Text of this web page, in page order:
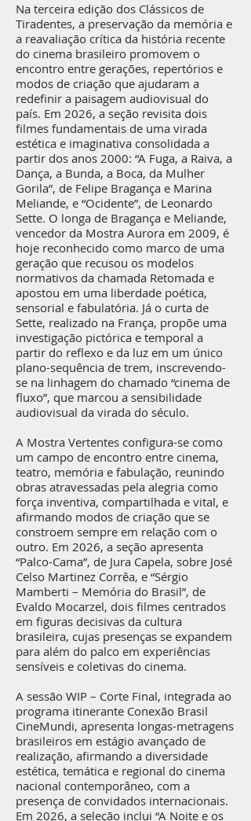
Na terceira edição dos Clássicos de
Tiradentes, a preservação da memória e
a reavaliação crítica da história recente
do cinema brasileiro promovem o
encontro entre gerações, repertórios e
modos de criação que ajudaram a
redefinir a paisagem audiovisual do
país. Em 2026, a seção revisita dois
filmes fundamentais de uma virada
estética e imaginativa consolidada a
partir dos anos 2000: “A Fuga, a Raiva, a
Dança, a Bunda, a Boca, da Mulher
Gorila”, de Felipe Bragança e Marina
Meliande, e “Ocidente”, de Leonardo
Sette. O longa de Bragança e Meliande,
vencedor da Mostra Aurora em 2009, é
hoje reconhecido como marco de uma
geração que recusou os modelos
normativos da chamada Retomada e
apostou em uma liberdade poética,
sensorial e fabulatória. Já o curta de
Sette, realizado na França, propõe uma
investigação pictórica e temporal a
partir do reflexo e da luz em um único
plano-sequência de trem, inscrevendo-
se na linhagem do chamado “cinema de
fluxo”, que marcou a sensibilidade
audiovisual da virada do século.
A Mostra Vertentes configura-se como
um campo de encontro entre cinema,
teatro, memória e fabulação, reunindo
obras atravessadas pela alegria como
força inventiva, compartilhada e vital, e
afirmando modos de criação que se
constroem sempre em relação com o
outro. Em 2026, a seção apresenta
“Palco-Cama”, de Jura Capela, sobre José
Celso Martinez Corrêa, e “Sérgio
Mamberti – Memória do Brasil”, de
Evaldo Mocarzel, dois filmes centrados
em figuras decisivas da cultura
brasileira, cujas presenças se expandem
para além do palco em experiências
sensíveis e coletivas do cinema.
A sessão WIP – Corte Final, integrada ao
programa itinerante Conexão Brasil
CineMundi, apresenta longas-metragens
brasileiros em estágio avançado de
realização, afirmando a diversidade
estética, temática e regional do cinema
nacional contemporâneo, com a
presença de convidados internacionais.
Em 2026, a seleção inclui “A Noite e os